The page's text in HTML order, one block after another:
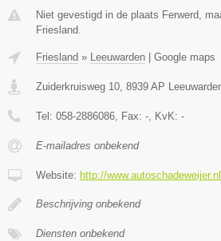
Niet gevestigd in de plaats Ferwerd,
Friesland.
Friesland » Leeuwarden Google maps
Zuiderkruisweg 10, 8939 AP
Tel: 058-2886086, Fax: -, KvK: -
E-mailadres onbekend
Website: http://www.autoschadeweijer.nl
Beschrijving onbekend
Diensten onbekend